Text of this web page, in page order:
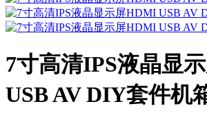
7寸高清IPS液晶显
USB AV DIY套件机